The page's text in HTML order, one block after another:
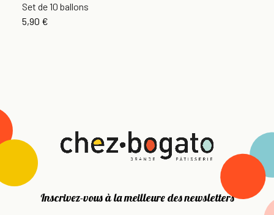
Set de 10 ballons
5,90 €
Inscrivez-vous à la meilleure des newsletters